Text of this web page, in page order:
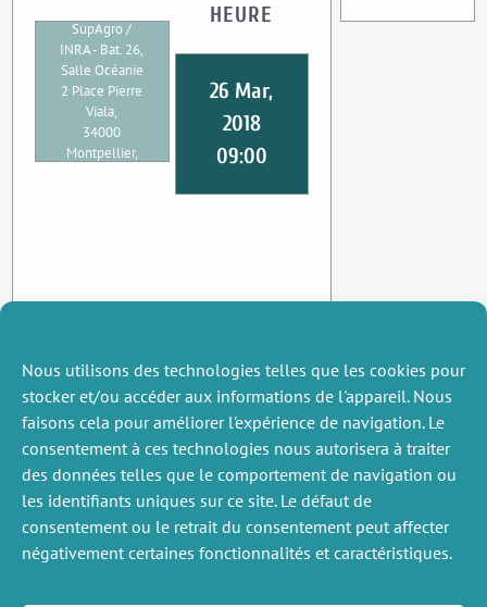
Nous utilisons des technologies telles que les cookies pour
stocker et/ou accéder aux informations de l'appareil. Nous
faisons cela pour améliorer l'expérience de navigation. Le
consentement à ces technologies nous autorisera à traiter
des données telles que le comportement de navigation ou
les identifiants uniques sur ce site. Le défaut de
consentement ou le retrait du consentement peut affecter
négativement certaines fonctionnalités et caractéristiques.
SupAgro /
INRA - Bat. 26,
Salle Océanie
2 Place Pierre
Viala,
34000
Montpellier,
HEURE
26 Mar,
2018
09:00